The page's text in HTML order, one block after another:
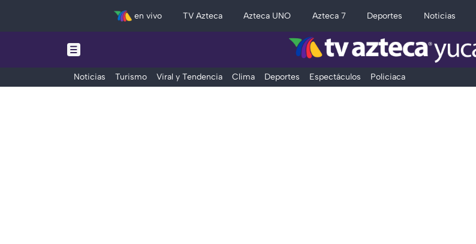
en vivo TV Azteca Azteca UNO Azteca 7 Deportes Noticias
Noticias Turismo Viral y Tendencia Clima Deportes Espectáculos Policiaca